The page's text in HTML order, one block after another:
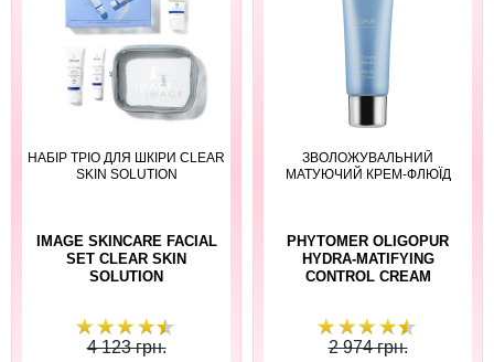
НАБІР ТРІО ДЛЯ ШКІРИ CLEAR
SKIN SOLUTION
IMAGE SKINCARE FACIAL
SET CLEAR SKIN
SOLUTION
4 123 грн.
ЗВОЛОЖУВАЛЬНИЙ
МАТУЮЧИЙ КРЕМ-ФЛЮЇД
PHYTOMER OLIGOPUR
HYDRA-MATIFYING
CONTROL CREAM
2 974 грн.